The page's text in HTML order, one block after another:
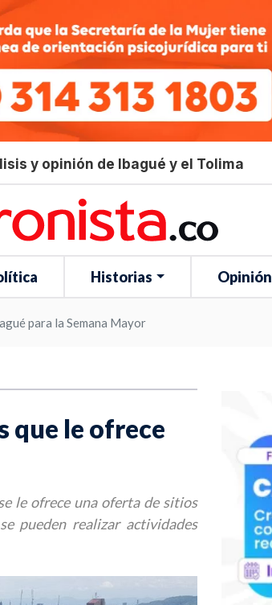
y opinión de Ibagué y el Tolima
Historias Opinión
para la Semana Mayor
que le ofrece
le ofrece una oferta de sitios
pueden realizar actividades